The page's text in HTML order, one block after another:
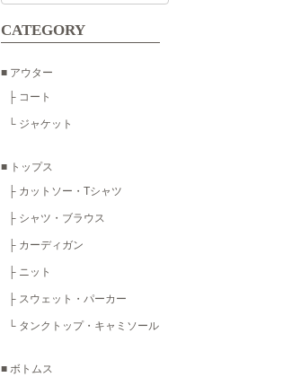
CATEGORY
■ アウター
├ コート
└ ジャケット
■ トップス
├ カットソー・Tシャツ
├ シャツ・ブラウス
├ カーディガン
├ ニット
├ スウェット・パーカー
└ タンクトップ・キャミソール
■ ボトムス